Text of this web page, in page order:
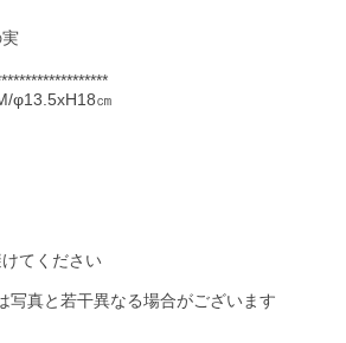
φ13.5xH18㎝
てください
写真と若干異なる場合がございます